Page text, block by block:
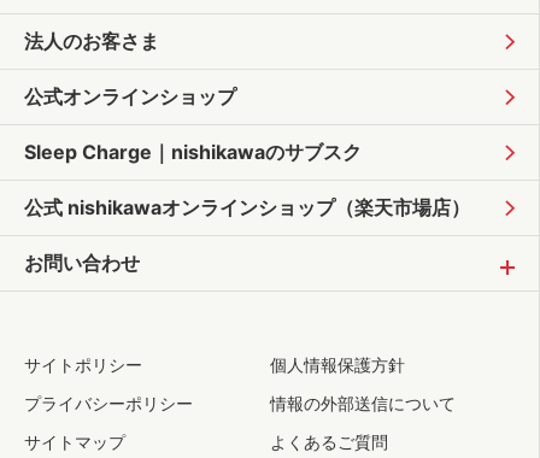
法人のお客さま
公式オンラインショップ
Sleep Charge｜ nishikawaのサブスク
公式 nishikawaオンラインショップ（楽天市場店）
お問い合わせ
サイトポリシー
個人情報保護方針
プライバシーポリシー
情報の外部送信について
サイトマップ
よくあるご質問